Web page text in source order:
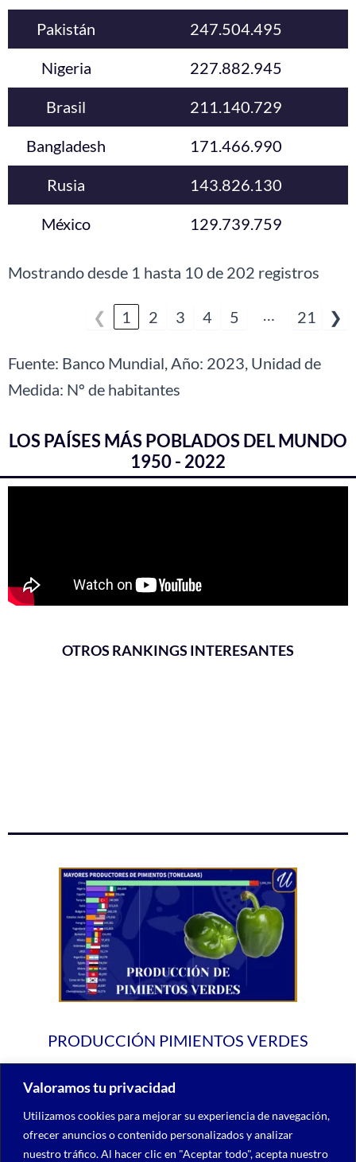
Valoramos tu privacidad
Utilizamos cookies para mejorar su experiencia de navegación,
ofrecer anuncios o contenido personalizados y analizar
nuestro tráfico. Al hacer clic en "Aceptar todo", acepta nuestro
Pakistán 247.504.495
Nigeria 227.882.945
Brasil 211.140.729
Bangladesh 171.466.990
Rusia 143.826.130
México 129.739.759
Mostrando desde 1 hasta 10 de 202 registros
❮ 1 2 3 4 5 21 ❯
Fuente: Banco Mundial, Año: 2023, Unidad de
Medida: Nº de habitantes
LOS PAÍSES MÁS POBLADOS DEL MUNDO
1950 - 2022
OTROS RANKINGS INTERESANTES
PRODUCCIÓN PIMIENTOS VERDES